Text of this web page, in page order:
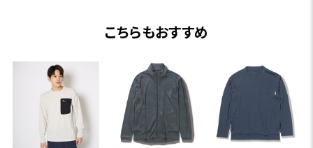
こちらもおすすめ